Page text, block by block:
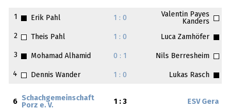
1 Erik Pahl 1 : 0
Valentin Payes
Kanders
2
Theis Pahl 1 : 0 Luca Zamhöfer
3 Mohamad Alhamid 0 : 1 Nils Berresheim
4 Dennis Wander 1 : 0 Lukas Rasch
6
Schachgemeinschaft
Porz e. V.
1 : 3 ESV Gera